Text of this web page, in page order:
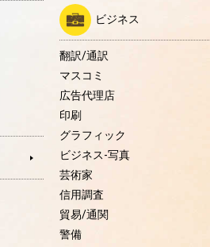
ビジネス
翻訳/通訳
マスコミ
広告代理店
印刷
グラフィック
ビジネス-写真
芸術家
信用調査
貿易/通関
警備